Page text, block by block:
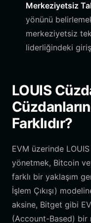
Merkeziyetsiz
yönünü
merkeziyetsiz
liderliğindeki
LOUIS
Farklıdır?
EVM üzerinde
yönetmek, Bitcoin
farklı bir yaklaşım
İşlem Çıkışı)
aksine, Bitget gibi
(Account-Based) bir